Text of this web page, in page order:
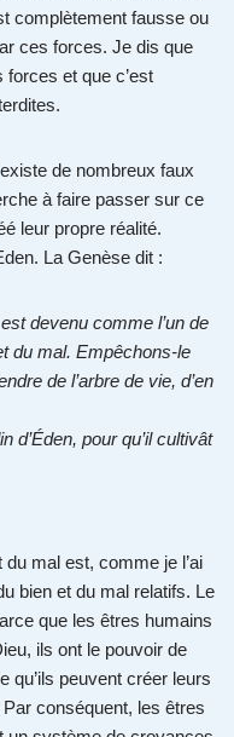
complètement fausse ou
ces forces. Je dis que
et que c’est
de nombreux faux
à faire passer sur ce
leur propre réalité.
La Genèse dit :
devenu comme l’un de
du mal. Empêchons-le
de l’arbre de vie, d’en
d’Éden, pour qu’il cultivât
mal est, comme je l’ai
bien et du mal relatifs. Le
que les êtres humains
ils ont le pouvoir de
qu’ils peuvent créer leurs
conséquent, les êtres